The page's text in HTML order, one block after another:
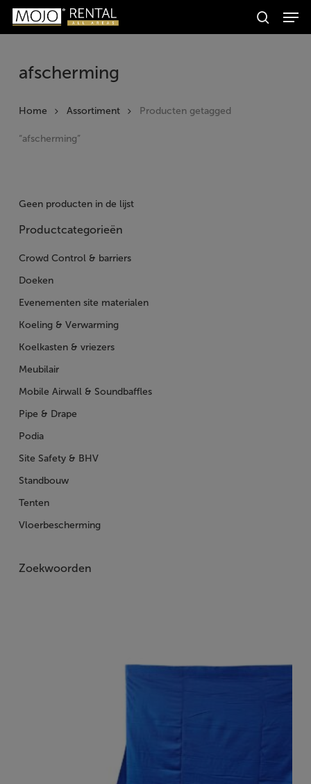
Skip
Producten
zoeken
Zoeken
afscherming
Home Assortiment Producten getagged
“afscherming”
Geen producten in de lijst
Productcategorieën
Crowd Control & barriers
Doeken
Evenementen site materialen
Koeling & Verwarming
Koelkasten & vriezers
Meubilair
Mobile Airwall & Soundbaffles
Pipe & Drape
Podia
Site Safety & BHV
Standbouw
Tenten
Vloerbescherming
Zoekwoorden